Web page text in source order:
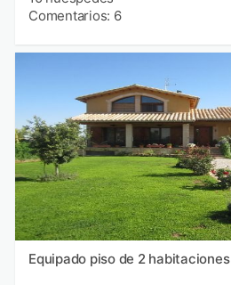
Comentarios: 6
Equipado piso de 2 habitaciones